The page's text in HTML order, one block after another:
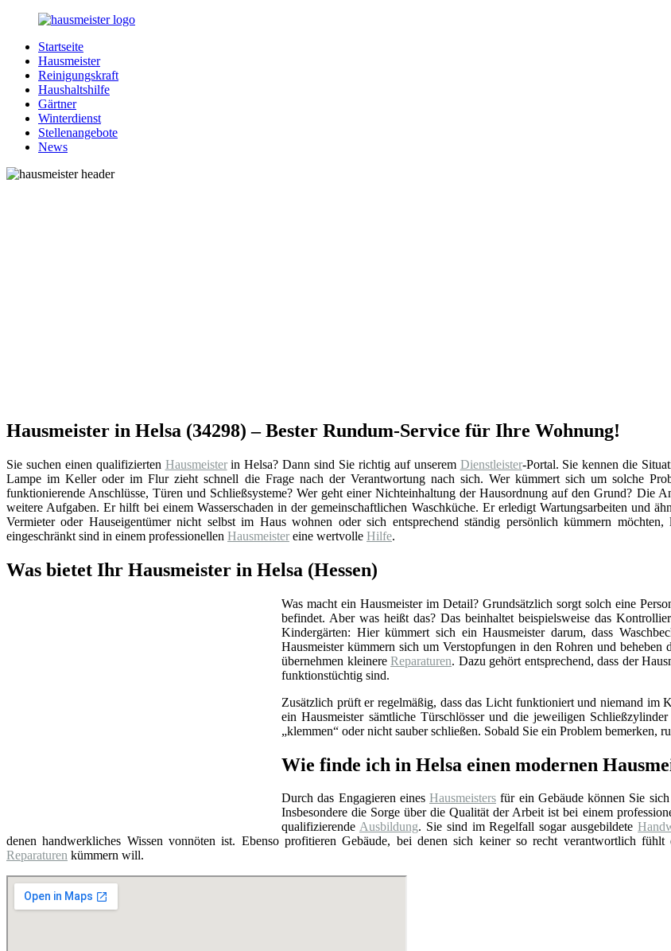
Zurück
Inhalt
Hausmeister.de
Alles
rund
Ihren
Haushalt
Startseite
Hausmeister
Reinigungskraft
Haushaltshilfe
Gärtner
Winterdienst
Stellenangebote
News
Hausmeister in Helsa (34298) – Bester Rundum-Service für Ihre Wohnung!
Sie suchen einen qualifizierten Hausmeisterin Helsa? Dann sind Sie richtig auf unserem Dienstleister-Portal. Sie kennen die
Lampe im Keller oder im Flur zieht schnell die Frage nach der Verantwortung nach sich. Wer kümmert sich um solche
funktionierende Anschlüsse, Türen und Schließsysteme? Wer geht einer Nichteinhaltung der Hausordnung auf den Grund? Die
weitere Aufgaben. Er hilft bei einem Wasserschaden in der gemeinschaftlichen Waschküche. Er erledigt Wartungsarbeiten und
Vermieter oder Hauseigentümer nicht selbst im Haus wohnen oder sich entsprechend ständig persönlich kümmern
eingeschränkt sind in einem professionellen Hausmeister eine wertvolle Hilfe.
Was bietet Ihr Hausmeister in Helsa (Hessen)
Was macht ein Hausmeister im Detail? Grundsätzlich sorgt solch eine
befindet. Aber was heißt das? Das beinhaltet beispielsweise das
Kindergärten: Hier kümmert sich ein Hausmeister darum, dass
Hausmeister kümmern sich um Verstopfungen in den Rohren und
übernehmen kleinereReparaturen. Dazu gehört entsprechend, dass der
funktionstüchtig sind.
Zusätzlich prüft er regelmäßig, dass das Licht funktioniert und niemand im
ein Hausmeister sämtliche Türschlösser und die jeweiligen
„klemmen“ oder nicht sauber schließen. Sobald Sie ein Problem bemerken,
Wie finde ich in Helsa einen modernen
Durch das Engagieren eines Hausmeisters für ein Gebäude können Sie
Insbesondere die Sorge über die Qualität der Arbeit ist bei einem
qualifizierende Ausbildung. Sie sind im Regelfall sogar ausgebildete
denen handwerkliches Wissen vonnöten ist. Ebenso profitieren Gebäude, bei denen sich keiner so recht verantwortlich
Reparaturen kümmern will.